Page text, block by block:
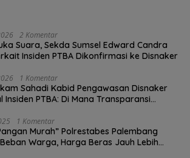
2 Komentar
Suara, Sekda Sumsel Edward Candra
Insiden PTBA Dikonfirmasi ke Disnaker
1 Komentar
Sahadi Kabid Pengawasan Disnaker
Insiden PTBA: Di Mana Transparansi
1 Komentar
Murah” Polrestabes Palembang
Warga, Harga Beras Jauh Lebih